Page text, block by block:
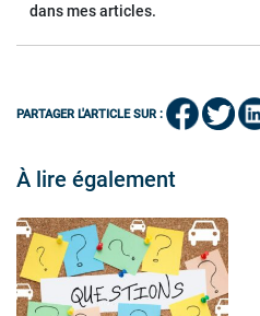
dans mes articles.
PARTAGER L'ARTICLE SUR :
À lire également